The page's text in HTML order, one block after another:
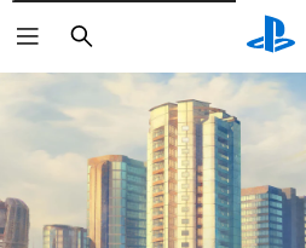
Buscar